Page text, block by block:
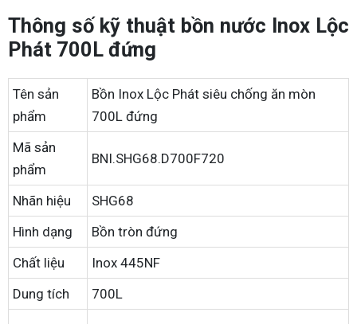
Thông số kỹ thuật bồn nước Inox Lộc
Phát 700L đứng
Tên sản
phẩm
Bồn Inox Lộc Phát siêu chống ăn mòn
700L đứng
Mã sản
phẩm
BNI.SHG68.D700F720
Nhãn hiệu
SHG68
Hình dạng
Bồn tròn đứng
Chất liệu
Inox 445NF
Dung tích
700L